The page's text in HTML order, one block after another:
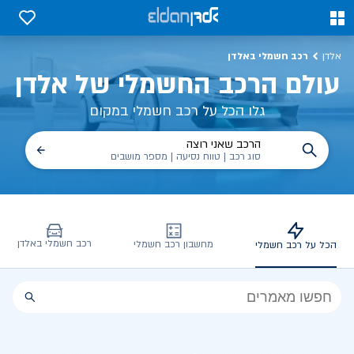
0
0
אלדן רכב חשמלי באלדן
עולם הרכב החשמלי של אלדן
גלו הכל על רכב חשמלי במקום
הרכב שאני רוצה
סוג רכב | טווח נסיעה | מספר מושבים
הכל על רכב חשמלי מחשבון רכב חשמלי רכב חשמלי באלדן
הכל
הכל על רכב חשמלי, שימושים, טכנולוגיה וכל מה שכדי לדעת | אלדן